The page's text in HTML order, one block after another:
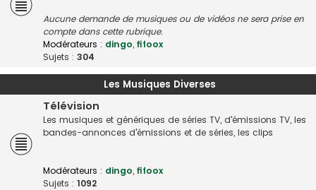
Aucune demande de musiques ou de vidéos ne sera prise en
compte dans cette rubrique.
Modérateurs : dingo, fifoox
Sujets : 304
Les Musiques Diverses
Télévision
Les musiques et génériques de séries TV, d'émissions TV, les
bandes-annonces d'émissions et de séries, les clips
Modérateurs : dingo, fifoox
Sujets : 1092